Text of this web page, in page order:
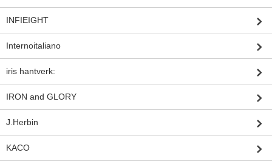
INFIEIGHT
Internoitaliano
iris hantverk:
IRON and GLORY
J.Herbin
KACO